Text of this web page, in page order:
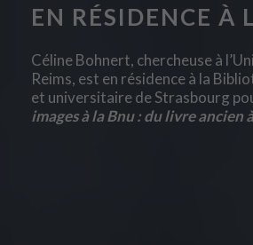
EN RÉSIDENCE À
Céline Bohnert, chercheuse à
Reims, est en résidence à la
et universitaire de Strasbourg
images à la Bnu : du livre ancien